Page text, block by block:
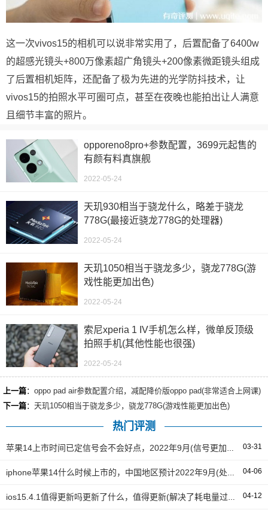
这一次vivos15的相机可以说非常实用了，后置配备了6400w
的超感光镜头+800万像素超广角镜头+200像素微距镜头组成
了后置相机矩阵，还配备了极为先进的光学防抖技术，让
vivos15的拍照水平可圈可点，甚至在夜晚也能拍出让人满意
且细节丰富的照片。
opporeno8pro+参数配置，3699元起售的
有颜有料真旗舰
2022-05-24
天玑930相当于骁龙什么，略差于骁龙
778G(最接近骁龙778G的处理器)
2022-05-24
天玑1050相当于骁龙多少，骁龙778G(游
戏性能更加出色)
2022-05-24
索尼xperia 1 IV手机怎么样，微单反顶级
拍照手机(其他性能也很强)
2022-05-24
上一篇： oppo pad air参数配置介绍，减配降价版oppo pad(非常适合上网课)
下一篇： 天玑1050相当于骁龙多少，骁龙778G(游戏性能更加出色)
热门评测
03-31
04-06
04-12